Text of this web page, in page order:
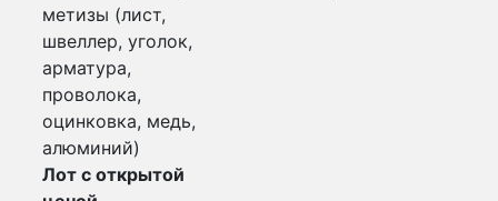
метизы (лист,
швеллер, уголок,
арматура,
проволока,
оцинковка, медь,
алюминий)
Лот с открытой